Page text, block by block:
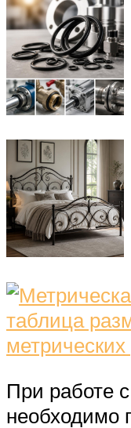
При работе
необходимо